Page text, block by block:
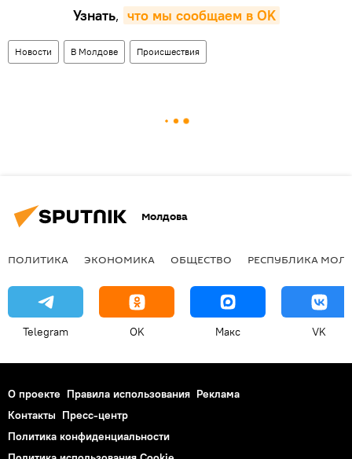
Узнать, что мы сообщаем в OK
Новости В Молдове Происшествия
Молдова
ПОЛИТИКА ЭКОНОМИКА ОБЩЕСТВО РЕСПУБЛИКА
Telegram OK Макс VK
О проекте Правила использования Реклама
Контакты Пресс-центр
Политика конфиденциальности